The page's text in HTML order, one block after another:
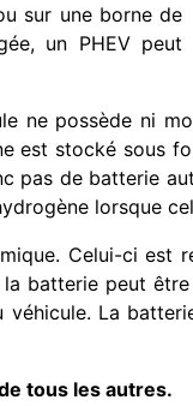
sur une borne de
un PHEV peut
ne possède ni
est stocké sous
pas de batterie
lorsque
Celui-ci est
batterie peut
La
tous les autres.